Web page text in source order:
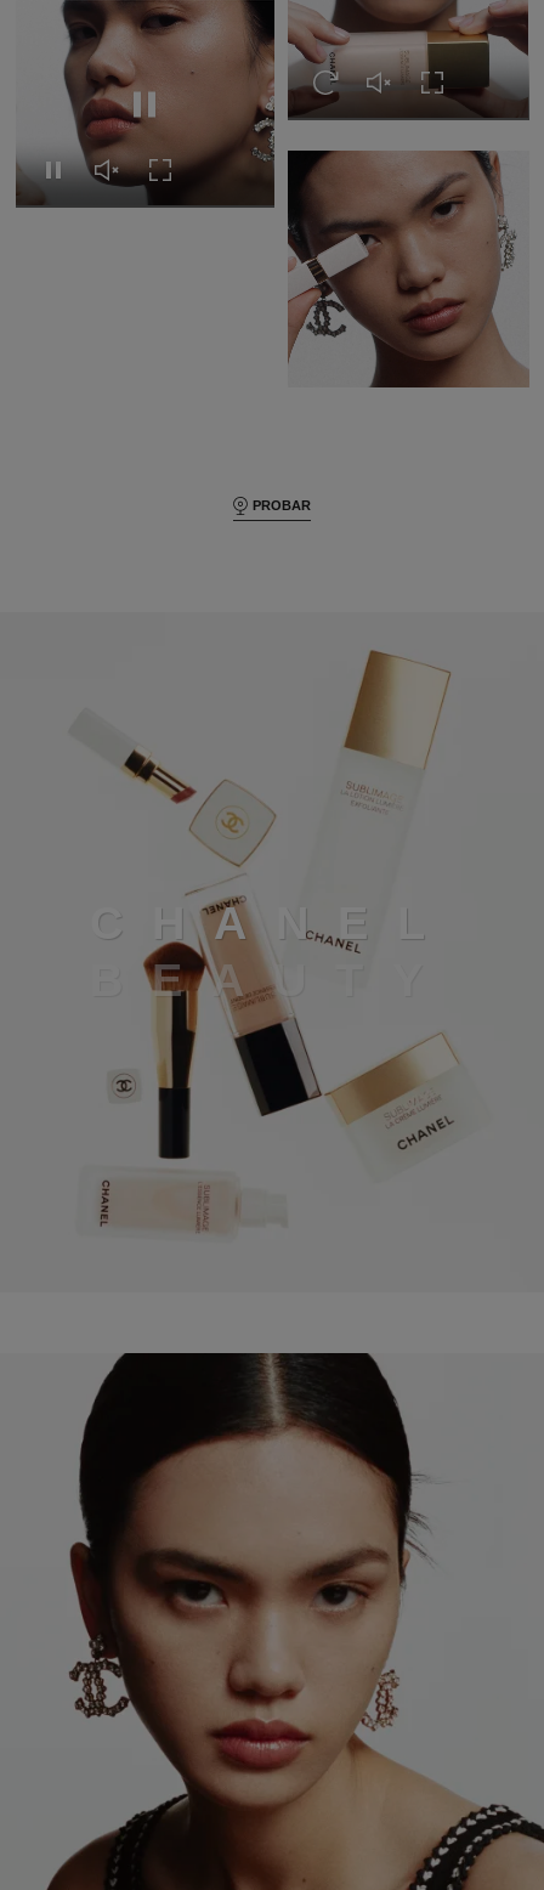
Pausar el vídeo
Pausar el vídeo
Activar el sonido del vídeo
Expandir a pantalla completa
Volver a ver el vídeo
Activar el sonido del
Expandir a
PROBAR
C HA N E
L
BEAU
Chanel beauty